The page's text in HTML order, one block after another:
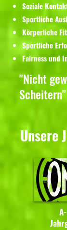
Soziale
Sportliche
Körperliche
Sportliche
Fairness und
"Nicht
Scheitern"
Unsere